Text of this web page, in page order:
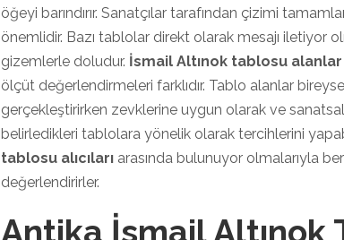
öğeyi barındırır. Sanatçılar tarafından çizimi
önemlidir. Bazı tablolar direkt olarak mesajı iletiyor
gizemlerle doludur. İsmail Altınok tablosu alanlar
ölçüt değerlendirmeleri farklıdır. Tablo alanlar
gerçekleştirirken zevklerine uygun olarak ve
belirledikleri tablolara yönelik olarak tercihlerini
tablosu alıcıları arasında bulunuyor olmalarıyla
değerlendirirler.
Antika İsmail Altınok